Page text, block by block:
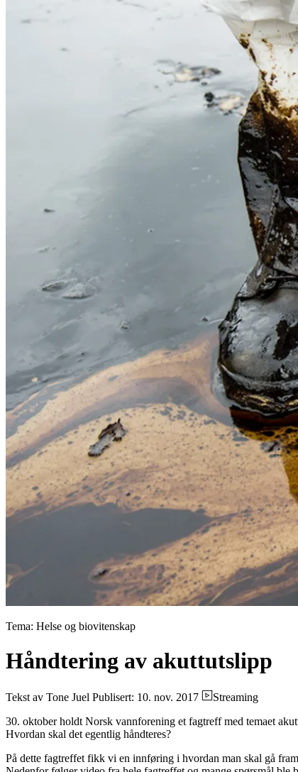
Tema: Helse og biovitenskap
Håndtering av akuttutslipp
Tekst av Tone Juel Publisert: 10. nov. 2017
Streaming
30. oktober holdt Norsk vannforening et fagtreff med temaet
Hvordan skal det egentlig håndteres?
På dette fagtreffet fikk vi en innføring i hvordan man skal gå